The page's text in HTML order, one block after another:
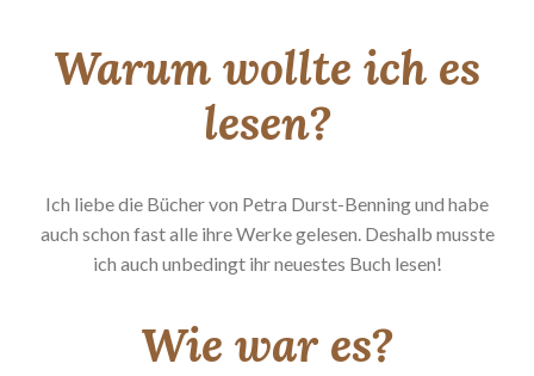
Warum wollte ich es
lesen?
Ich liebe die Bücher von Petra Durst-Benning und habe
auch schon fast alle ihre Werke gelesen. Deshalb musste
ich auch unbedingt ihr neuestes Buch lesen!
Wie war es?